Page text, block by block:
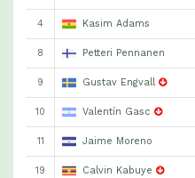
4 Kasim Adams
8 Petteri Pennanen
9 Gustav Engvall
10 Valentín Gasc
11 Jaime Moreno
19 Calvin Kabuye